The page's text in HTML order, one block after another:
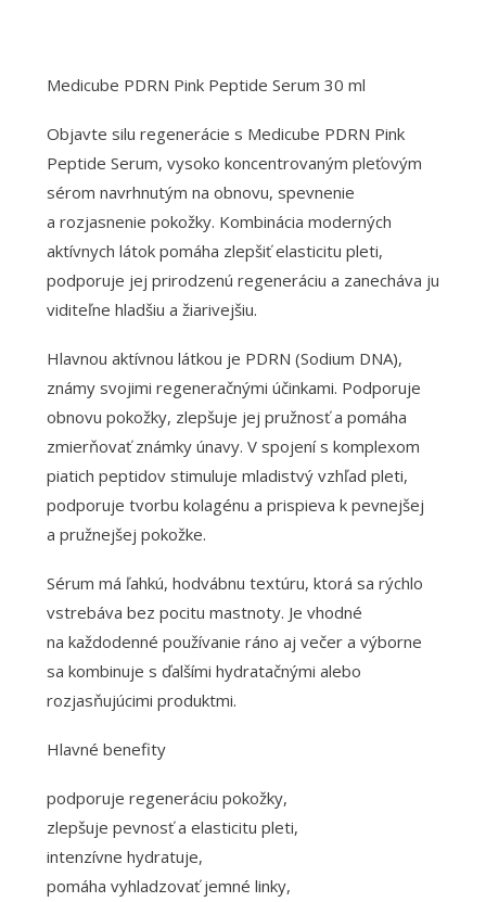
Medicube PDRN Pink Peptide Serum 30 ml
Objavte silu regenerácie s Medicube PDRN Pink
Peptide Serum, vysoko koncentrovaným pleťovým
sérom navrhnutým na obnovu, spevnenie
a rozjasnenie pokožky. Kombinácia moderných
aktívnych látok pomáha zlepšiť elasticitu pleti,
podporuje jej prirodzenú regeneráciu a zanecháva ju
viditeľne hladšiu a žiarivejšiu.
Hlavnou aktívnou látkou je PDRN (Sodium DNA),
známy svojimi regeneračnými účinkami. Podporuje
obnovu pokožky, zlepšuje jej pružnosť a pomáha
zmierňovať známky únavy. V spojení s komplexom
piatich peptidov stimuluje mladistvý vzhľad pleti,
podporuje tvorbu kolagénu a prispieva k pevnejšej
a pružnejšej pokožke.
Sérum má ľahkú, hodvábnu textúru, ktorá sa rýchlo
vstrebáva bez pocitu mastnoty. Je vhodné
na každodenné používanie ráno aj večer a výborne
sa kombinuje s ďalšími hydratačnými alebo
rozjasňujúcimi produktmi.
Hlavné benefity
podporuje regeneráciu pokožky,
zlepšuje pevnosť a elasticitu pleti,
intenzívne hydratuje,
pomáha vyhladzovať jemné linky,